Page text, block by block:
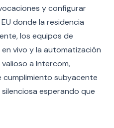
y configurar
donde la residencia
los equipos de
vivo y la automatización
a Intercom,
subyacente
esperando que